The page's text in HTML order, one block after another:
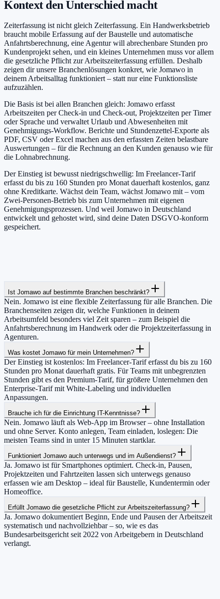
Kontext den Unterschied macht
Zeiterfassung ist nicht gleich Zeiterfassung. Ein Handwerksbetrieb
braucht mobile Erfassung auf der Baustelle und automatische
Anfahrtsberechnung, eine Agentur will abrechenbare Stunden pro
Kundenprojekt sehen, und ein kleines Unternehmen muss vor allem
die gesetzliche Pflicht zur Arbeitszeiterfassung erfüllen. Deshalb
zeigen dir unsere Branchenlösungen konkret, wie Jomawo in
deinem Arbeitsalltag funktioniert – statt nur eine Funktionsliste
aufzuzählen.
Die Basis ist bei allen Branchen gleich: Jomawo erfasst
Arbeitszeiten per Check-in und Check-out, Projektzeiten per Timer
oder Sprache und verwaltet Urlaub und Abwesenheiten mit
Genehmigungs-Workflow. Berichte und Stundenzettel-Exporte als
PDF, CSV oder Excel machen aus den erfassten Zeiten belastbare
Auswertungen – für die Rechnung an den Kunden genauso wie für
die Lohnabrechnung.
Der Einstieg ist bewusst niedrigschwellig: Im Freelancer-Tarif
erfasst du bis zu 160 Stunden pro Monat dauerhaft kostenlos, ganz
ohne Kreditkarte. Wächst dein Team, wächst Jomawo mit – vom
Zwei-Personen-Betrieb bis zum Unternehmen mit eigenen
Genehmigungsprozessen. Und weil Jomawo in Deutschland
entwickelt und gehostet wird, sind deine Daten DSGVO-konform
gespeichert.
Ist Jomawo auf bestimmte Branchen beschränkt?
Nein. Jomawo ist eine flexible Zeiterfassung für alle Branchen. Die
Branchenseiten zeigen dir, welche Funktionen in deinem
Arbeitsumfeld besonders viel Zeit sparen – zum Beispiel die
Anfahrtsberechnung im Handwerk oder die Projektzeiterfassung in
Agenturen.
Was kostet Jomawo für mein Unternehmen?
Der Einstieg ist kostenlos: Im Freelancer-Tarif erfasst du bis zu 160
Stunden pro Monat dauerhaft gratis. Für Teams mit unbegrenzten
Stunden gibt es den Premium-Tarif, für größere Unternehmen den
Enterprise-Tarif mit White-Labeling und individuellen
Anpassungen.
Brauche ich für die Einrichtung IT-Kenntnisse?
Nein. Jomawo läuft als Web-App im Browser – ohne Installation
und ohne Server. Konto anlegen, Team einladen, loslegen: Die
meisten Teams sind in unter 15 Minuten startklar.
Funktioniert Jomawo auch unterwegs und im Außendienst?
Ja. Jomawo ist für Smartphones optimiert. Check-in, Pausen,
Projektzeiten und Fahrtzeiten lassen sich unterwegs genauso
erfassen wie am Desktop – ideal für Baustelle, Kundentermin oder
Homeoffice.
Erfüllt Jomawo die gesetzliche Pflicht zur Arbeitszeiterfassung?
Ja. Jomawo dokumentiert Beginn, Ende und Pausen der Arbeitszeit
systematisch und nachvollziehbar – so, wie es das
Bundesarbeitsgericht seit 2022 von Arbeitgebern in Deutschland
verlangt.